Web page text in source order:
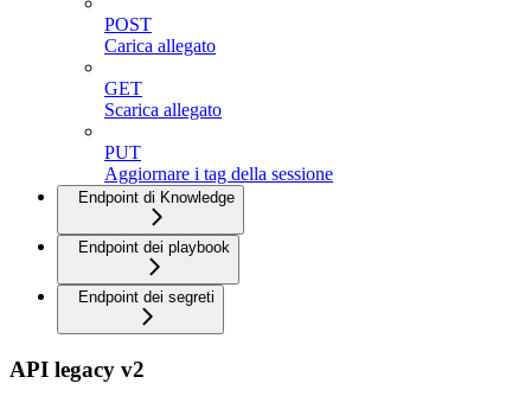
POST
Carica allegato
GET
Scarica allegato
PUT
Aggiornare i tag della sessione
Endpoint di Knowledge
Endpoint dei playbook
Endpoint dei segreti
API legacy v2